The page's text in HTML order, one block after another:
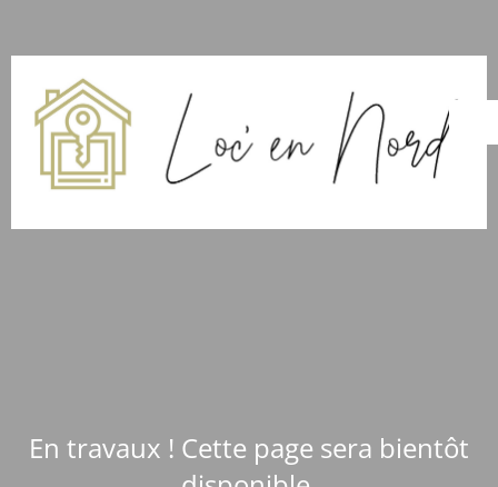
En travaux ! Cette page sera bientôt